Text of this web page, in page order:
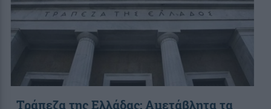
Τράπεζα της Ελλάδας: Αμετάβλητα τα